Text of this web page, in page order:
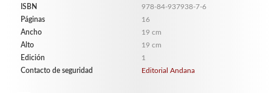
ISBN
978-84-937938-7-6
Páginas
16
Ancho
19 cm
Alto
19 cm
Edición
1
Contacto de seguridad
Editorial Andana